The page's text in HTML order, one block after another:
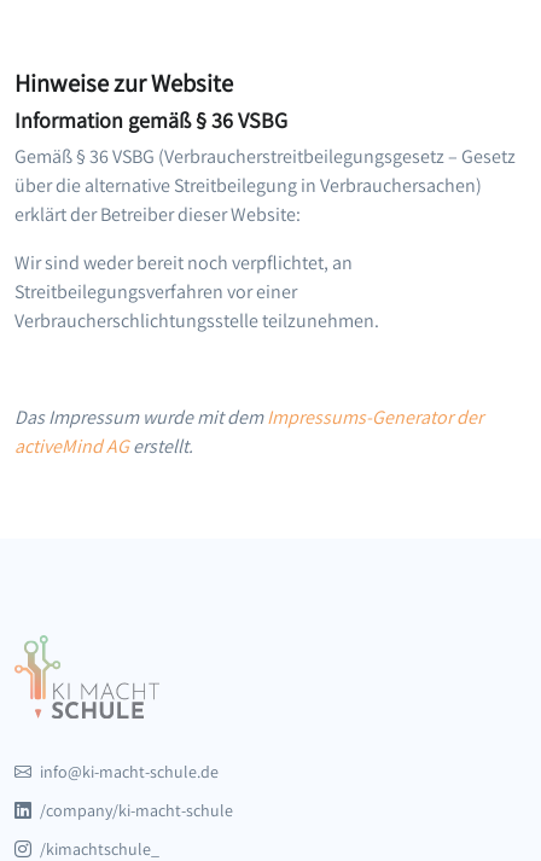
Hinweise zur Website
Information gemäß § 36 VSBG
Gemäß § 36 VSBG (Verbraucherstreitbeilegungsgesetz – Gesetz
über die alternative Streitbeilegung in Verbrauchersachen)
erklärt der Betreiber dieser Website:
Wir sind weder bereit noch verpflichtet, an
Streitbeilegungsverfahren vor einer
Verbraucherschlichtungsstelle teilzunehmen.
Das Impressum wurde mit demImpressums-Generator der
activeMind AGerstellt.
info@ki-macht-schule.de
/company/ki-macht-schule
/kimachtschule_